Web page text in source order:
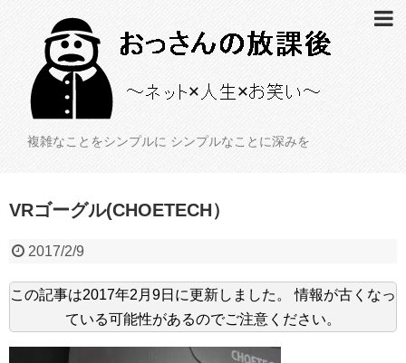
複雑なことをシンプルに シンプルなことに深みを
VRゴーグル(CHOETECH）
2017/2/9
この記事は2017年2月9日 に更新しました。
情報が古くなっ
ている可能性があるのでご注意ください。